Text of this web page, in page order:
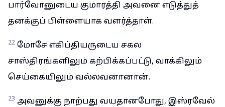
பார்வோனுடைய குமாரத்தி அவனை எடுத்துத்
தனக்குப் பிள்ளையாக வளர்த்தாள்.
22 மோசே எகிப்தியருடைய சகல
சாஸ்திரங்களிலும் கற்பிக்கப்பட்டு, வாக்கிலும்
செய்கையிலும் வல்லவனானான்.
23 அவனுக்கு நாற்பது வயதானபோது, இஸ்ரவேல்